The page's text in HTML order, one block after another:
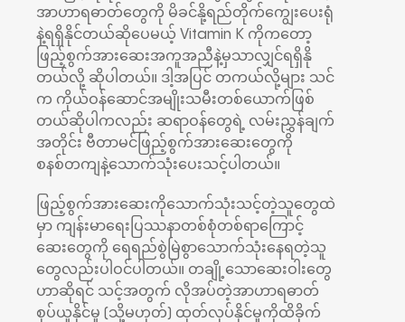
အာဟာရဓာတ်တွေကို မိခင်နို့ရည်တိုက်ကျွေးပေးရုံ
နဲ့ရရှိနိုင်တယ်ဆိုပေမယ့် Vitamin K ကိုကတော့
ဖြည့်စွက်အားဆေးအကူအညီနဲ့မှသာလျှင်ရရှိနို
တယ်လို့ ဆိုပါတယ်။ ဒါ့အပြင် တကယ်လို့များ သင်
က ကိုယ်ဝန်ဆောင်အမျိုးသမီးတစ်ယောက်ဖြစ်
တယ်ဆိုပါကလည်း ဆရာဝန်တွေရဲ့ လမ်းညွှန်ချက်
အတိုင်း ဗီတာမင်ဖြည့်စွက်အားဆေးတွေကို
စနစ်တကျနဲ့သောက်သုံးပေးသင့်ပါတယ်။
ဖြည့်စွက်အားဆေးကိုသောက်သုံးသင့်တဲ့သူတွေထဲ
မှာ ကျန်းမာရေးပြဿနာတစ်စုံတစ်ရာကြောင့်
ဆေးတွေကို ရေရည်စွဲမြဲစွာသောက်သုံးနေရတဲ့သူ
တွေလည်းပါဝင်ပါတယ်။ တချို့သောဆေးဝါးတွေ
ဟာဆိုရင် သင့်အတွက် လိုအပ်တဲ့အာဟာရဓာတ်
စုပ်ယူနိုင်မှု (သို့မဟုတ်) ထုတ်လုပ်နိုင်မှုကိုထိခိုက်